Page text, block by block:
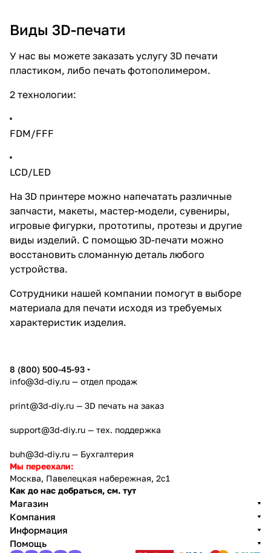
Виды 3D-печати
У нас вы можете заказать услугу 3D печати
пластиком, либо печать фотополимером.
2 технологии:
FDM/FFF
LCD/LED
На 3D принтере можно напечатать различные
запчасти, макеты, мастер-модели, сувениры,
игровые фигурки, прототипы, протезы и другие
виды изделий. С помощью 3D-печати можно
восстановить сломанную деталь любого
устройства.
Сотрудники нашей компании помогут в выборе
материала для печати исходя из требуемых
характеристик изделия.
8 (800) 500-45-93
info@3d-diy.ru — отдел продаж
print@3d-diy.ru — 3D печать на заказ
support@3d-diy.ru — тех. поддержка
buh@3d-diy.ru — Бухгалтерия
Мы переехали:
Москва, Павелецкая набережная, 2с1
Как до нас добраться, см. тут
Магазин
Компания
Информация
Помощь